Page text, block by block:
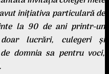
iniţiativa particulară de
la 90 de ani printr-un
lucrări, culegeri şi
domnia sa pentru voci,